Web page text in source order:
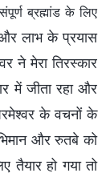
ब्रह्मांड के लिए
और लाभ के प्रयास
ने मेरा तिरस्कार
में जीता रहा और
के वचनों के
और रुतबे को
हो गया तो